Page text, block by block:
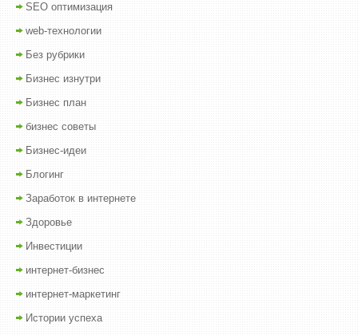
SEO оптимизация
web-технологии
Без рубрики
Бизнес изнутри
Бизнес план
бизнес советы
Бизнес-идеи
Блогинг
Заработок в интернете
Здоровье
Инвестиции
интернет-бизнес
интернет-маркетинг
Истории успеха